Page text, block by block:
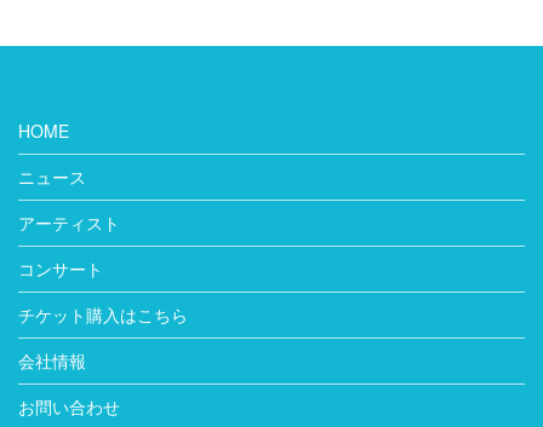
HOME
ニュース
アーティスト
コンサート
チケット購入はこちら
会社情報
お問い合わせ